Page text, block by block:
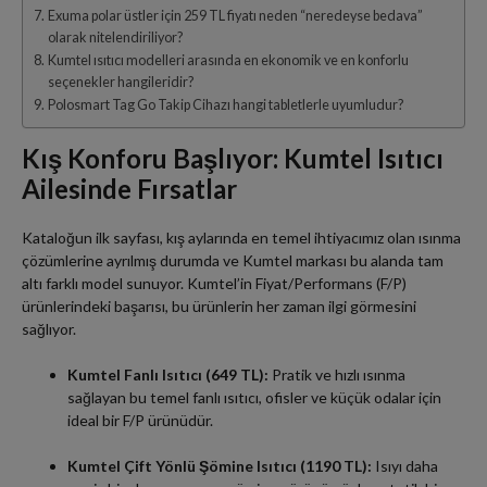
Exuma polar üstler için 259 TL fiyatı neden “neredeyse bedava”
olarak nitelendiriliyor?
Kumtel ısıtıcı modelleri arasında en ekonomik ve en konforlu
seçenekler hangileridir?
Polosmart Tag Go Takip Cihazı hangi tabletlerle uyumludur?
Kış Konforu Başlıyor: Kumtel Isıtıcı
Ailesinde Fırsatlar
Kataloğun ilk sayfası, kış aylarında en temel ihtiyacımız olan ısınma
çözümlerine ayrılmış durumda ve Kumtel markası bu alanda tam
altı farklı model sunuyor. Kumtel’in Fiyat/Performans (F/P)
ürünlerindeki başarısı, bu ürünlerin her zaman ilgi görmesini
sağlıyor.
Kumtel Fanlı Isıtıcı (649 TL): Pratik ve hızlı ısınma
sağlayan bu temel fanlı ısıtıcı, ofisler ve küçük odalar için
ideal bir F/P ürünüdür.
Kumtel Çift Yönlü Şömine Isıtıcı (1190 TL): Isıyı daha